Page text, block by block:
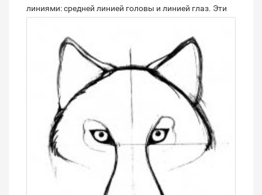
линиями: средней линией головы и линией глаз. Эти